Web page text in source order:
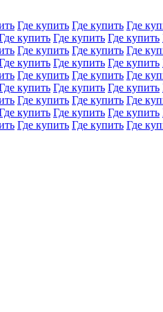
Где купить Где купить Где
купить Где купить Где купить
Где купить Где купить Где
купить Где купить Где купить
Где купить Где купить Где
купить Где купить Где купить
Где купить Где купить Где
купить Где купить Где купить
Где купить Где купить Где